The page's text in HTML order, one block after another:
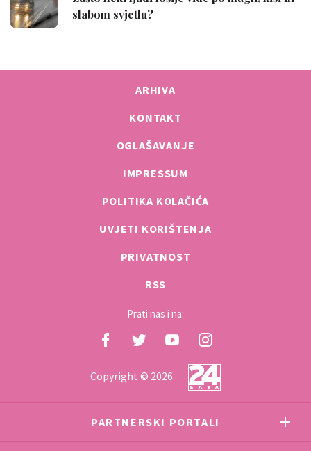
ARHIVA
KONTAKT
OGLAŠAVANJE
IMPRESSUM
POLITIKA KOLAČIĆA
UVJETI KORIŠTENJA
PRIVATNOST
RSS
Prati nas i na:
Copyright © 2026.
PARTNERSKI PORTALI